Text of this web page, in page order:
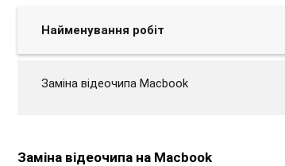
Найменування робіт
Заміна відеочипа Macbook
Заміна відеочипа на Macbook